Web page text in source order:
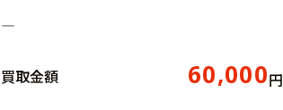
―
買取金額 60,000円